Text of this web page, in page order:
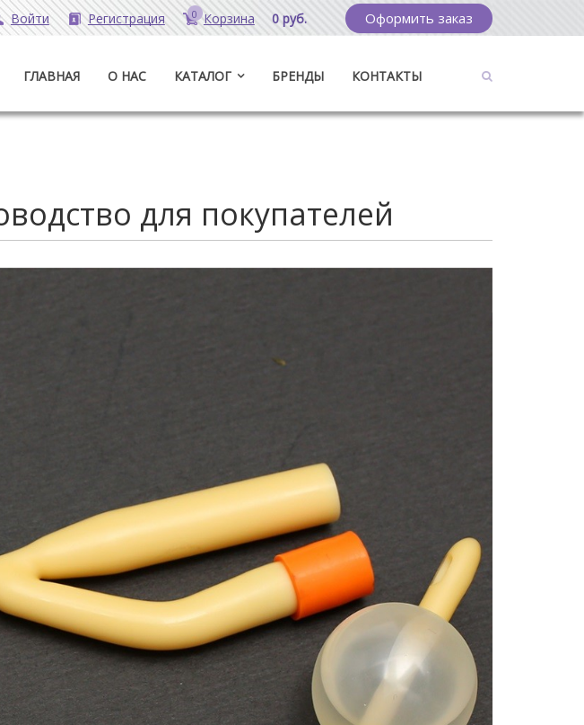
Войти Регистрация 0 Корзина 0 руб. Оформить заказ
ГЛАВНАЯ О НАС КАТАЛОГ БРЕНДЫ КОНТАКТЫ
для покупателей